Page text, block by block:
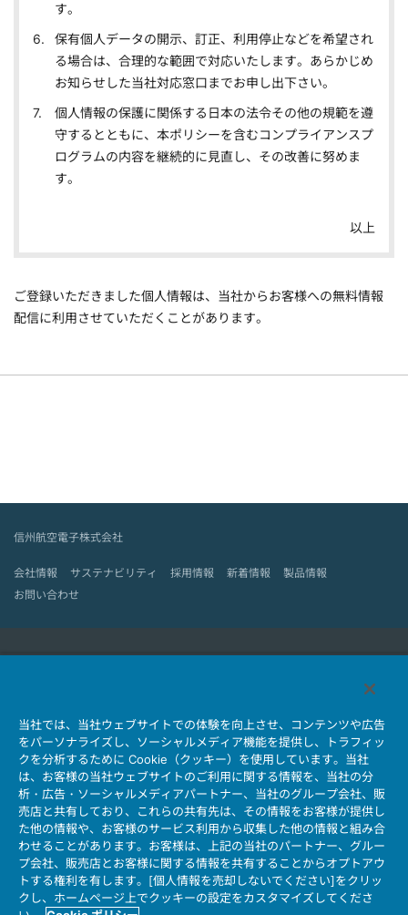
す。
保有個人データの開示、訂正、利用停止などを希望され
る場合は、合理的な範囲で対応いたします。あらかじめ
お知らせした当社対応窓口までお申し出下さい。
個人情報の保護に関係する日本の法令その他の規範を遵
守するとともに、本ポリシーを含むコンプライアンスプ
ログラムの内容を継続的に見直し、その改善に努めま
す。
以上
ご登録いただきました個人情報は、当社からお客様への無料情報
配信に利用させていただくことがあります。
信州航空電子株式会社
会社情報 サステナビリティ 採用情報 新着情報
製品情報
お問い合わせ
モーションセンス＆コントロール
アンテナ
コネクタとは
会社情報 サステナビリティ IR情報 採用情報
会社情報新着一覧
製品情報新着一覧
サイトマップ お問い合わせ
個人情報保護ポリシー
マイナンバー情報保護ポリシー
当社ウェブサイトのご利用について
当社では、当社ウェブサイトでの体験を向上させ、コンテンツや広告
をパーソナライズし、ソーシャルメディア機能を提供し、トラフィッ
クを分析するために Cookie（クッキー）を使用しています。当社
は、お客様の当社ウェブサイトのご利用に関する情報を、当社の分
析・広告・ソーシャルメディアパートナー、当社のグループ会社、販
売店と共有しており、これらの共有先は、その情報をお客様が提供し
た他の情報や、お客様のサービス利用から収集した他の情報と組み合
わせることがあります。お客様は、上記の当社のパートナー、グルー
プ会社、販売店とお客様に関する情報を共有することからオプトアウ
トする権利を有します。[個人情報を売却しないでください]をクリッ
クし、ホームページ上でクッキーの設定をカスタマイズしてくださ